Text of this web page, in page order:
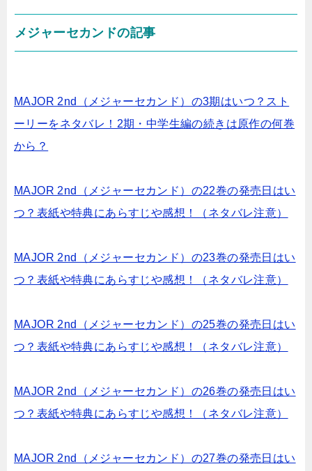
メジャーセカンドの記事
MAJOR 2nd（メジャーセカンド）の3期はいつ？スト
ーリーをネタバレ！2期・中学生編の続きは原作の何巻
から？
MAJOR 2nd（メジャーセカンド）の22巻の発売日はい
つ？表紙や特典にあらすじや感想！（ネタバレ注意）
MAJOR 2nd（メジャーセカンド）の23巻の発売日はい
つ？表紙や特典にあらすじや感想！（ネタバレ注意）
MAJOR 2nd（メジャーセカンド）の25巻の発売日はい
つ？表紙や特典にあらすじや感想！（ネタバレ注意）
MAJOR 2nd（メジャーセカンド）の26巻の発売日はい
つ？表紙や特典にあらすじや感想！（ネタバレ注意）
MAJOR 2nd（メジャーセカンド）の27巻の発売日はい